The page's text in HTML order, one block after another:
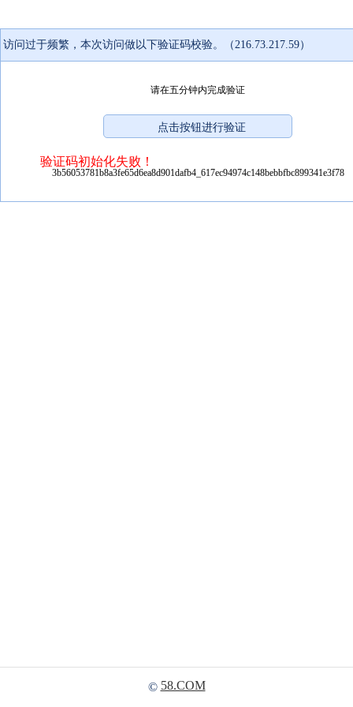
访问过于频繁，本次访问做以下验证码校验。（216.73.217.59）
请在五分钟内完成验证
验证码初始化失败！
3b56053781b8a3fe65d6ea8d901dafb4_617ec94974c148bebbfbc899341e3f78
© 58.COM